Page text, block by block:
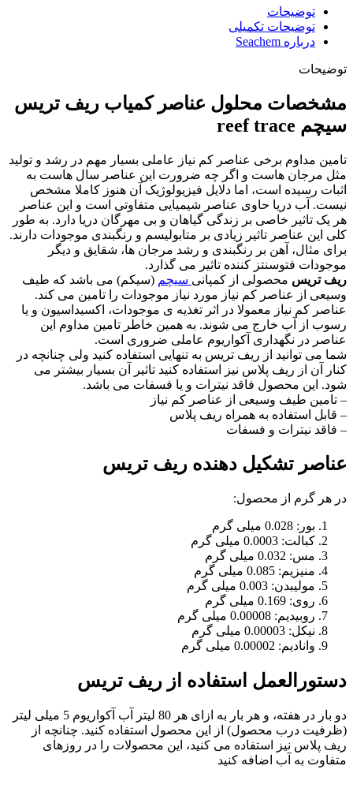
توضیحات
توضیحات تکمیلی
درباره Seachem
توضیحات
مشخصات محلول عناصر کمیاب ریف تریس
سیچم reef trace
تامین مداوم برخی عناصر کم نیاز عاملی بسیار مهم در رشد و تولید
مثل مرجان هاست و اگر چه ضرورت این عناصر سال هاست به
اثبات رسیده است، اما دلایل فیزیولوژیک آن هنوز کاملا مشخص
نیست. آب دریا حاوی عناصر شیمیایی متفاوتی است و این عناصر
هر یک تاثیر خاصی بر زندگی گیاهان و بی مهرگان دریا دارد. به طور
کلی این عناصر تاثیر زیادی بر متابولیسم و رنگبندی موجودات دارند.
برای مثال، آهن بر رنگبندی و رشد مرجان ها، شقایق و دیگر
موجودات فتوسنتز کننده تاثیر می گذارد.
ریف تریس محصولی از کمپانی سیچم (سیکم) می باشد که طیف
وسیعی از عناصر کم نیاز مورد نیاز موجودات را تامین می کند.
عناصر کم نیاز معمولا در اثر تغذیه ی موجودات، اکسیداسیون و یا
رسوب از آب خارج می شوند. به همین خاطر تامین مداوم این
عناصر در نگهداری آکواریوم عاملی ضروری است.
شما می توانید از ریف تریس به تنهایی استفاده کنید ولی چنانچه در
کنار آن از ریف پلاس نیز استفاده کنید تاثیر آن بسیار بیشتر می
شود. این محصول فاقد نیترات و یا فسفات می باشد.
– تامین طیف وسیعی از عناصر کم نیاز
– قابل استفاده به همراه ریف پلاس
– فاقد نیترات و فسفات
عناصر تشکیل دهنده ریف تریس
در هر گرم از محصول:
بور: 0.028 میلی گرم
کبالت: 0.0003 میلی گرم
مس: 0.032 میلی گرم
منیزیم: 0.085 میلی گرم
مولیبدن: 0.003 میلی گرم
روی: 0.169 میلی گرم
روبیدیم: 0.00008 میلی گرم
نیکل: 0.00003 میلی گرم
وانادیم: 0.00002 میلی گرم
دستورالعمل استفاده از ریف تریس
دو بار در هفته، و هر بار به ازای هر 80 لیتر آب آکواریوم 5 میلی لیتر
(ظرفیت درب محصول) از این محصول استفاده کنید. چنانچه از
ریف پلاس نیز استفاده می کنید، این محصولات را در روزهای
متفاوت به آب اضافه کنید